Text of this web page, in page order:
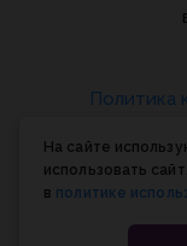
Политика
На сайте
использовать
в политике